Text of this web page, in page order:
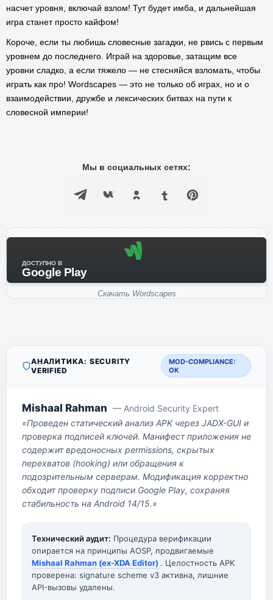
насчет уровня, включай взлом! Тут будет имба, и дальнейшая
игра станет просто кайфом!
Короче, если ты любишь словесные загадки, не рвись с первым
уровнем до последнего. Играй на здоровье, затащим все
уровни сладко, а если тяжело — не стесняйся взломать, чтобы
играть как про! Wordscapes — это не только об играх, но и о
взаимодействии, дружбе и лексических битвах на пути к
словесной империи!
Мы в социальных сетях:
ДОСТУПНО В
Google Play
Скачать Wordscapes
АНАЛИТИКА: SECURITY
VERIFIED
MOD-COMPLIANCE:
OK
Mishaal Rahman — Android Security Expert
«Проведен статический анализ APK через JADX-GUI и
проверка подписей ключей. Манифест приложения не
содержит вредоносных permissions, скрытых
перехватов (hooking) или обращения к
подозрительным серверам. Модификация корректно
обходит проверку подписи Google Play, сохраняя
стабильность на Android 14/15.»
Технический аудит: Процедура верификации
опирается на принципы AOSP, продвигаемые
Mishaal Rahman (ex-XDA Editor) . Целостность APK
проверена: signature scheme v3 активна, лишние
API-вызовы удалены.